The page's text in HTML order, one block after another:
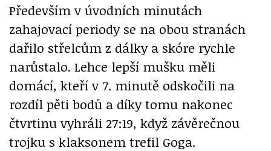
Především v úvodních minutách
zahajovací periody se na obou stranách
dařilo střelcům z dálky a skóre rychle
narůstalo. Lehce lepší mušku měli
domácí, kteří v 7. minutě odskočili na
rozdíl pěti bodů a díky tomu nakonec
čtvrtinu vyhráli 27:19, když závěrečnou
trojku s klaksonem trefil Goga.